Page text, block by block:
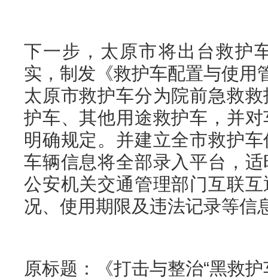
下一步，太原市将出台救护
实，制发《救护车配置与使用
太原市救护车分为院前急救
护车、其他用途救护车，并
明确规定。并建立全市救护
车辆信息将全部录入平台，
公安机关交通管理部门互联
况、使用期限及违法记录等信
原标题：《打击与整治“黑救